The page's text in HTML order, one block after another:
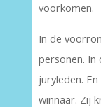
voorkomen.
In de
personen. In
juryleden.
winnaar. Zij